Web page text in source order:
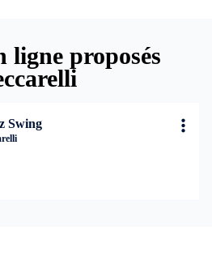
l'art de la batterie.
ligne proposés
Swing